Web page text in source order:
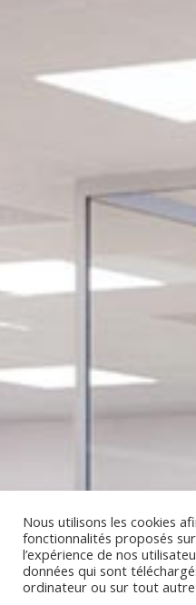
Nous utilisons les cookies
fonctionnalités proposés
l’expérience de nos
données qui sont
ordinateur ou sur tout